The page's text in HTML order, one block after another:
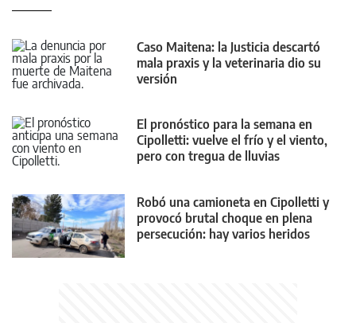
Caso Maitena: la Justicia descartó
mala praxis y la veterinaria dio su
versión
El pronóstico para la semana en
Cipolletti: vuelve el frío y el viento,
pero con tregua de lluvias
Robó una camioneta en Cipolletti y
provocó brutal choque en plena
persecución: hay varios heridos